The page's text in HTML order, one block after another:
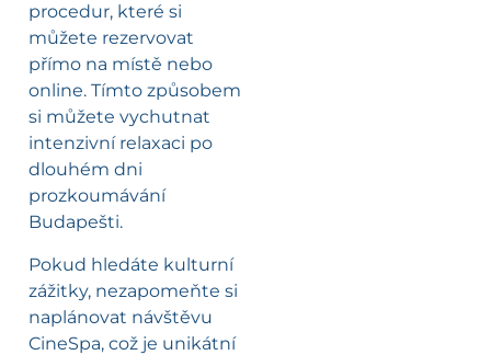
procedur, které si
můžete rezervovat
přímo na místě nebo
online. Tímto způsobem
si můžete vychutnat
intenzivní relaxaci po
dlouhém dni
prozkoumávání
Budapešti.
Pokud hledáte kulturní
zážitky, nezapomeňte si
naplánovat návštěvu
CineSpa, což je unikátní